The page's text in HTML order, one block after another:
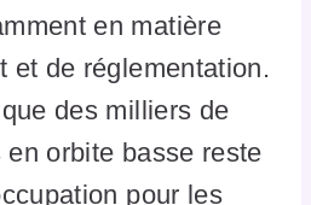
en matière
et de réglementation.
des milliers de
orbite basse reste
pour les